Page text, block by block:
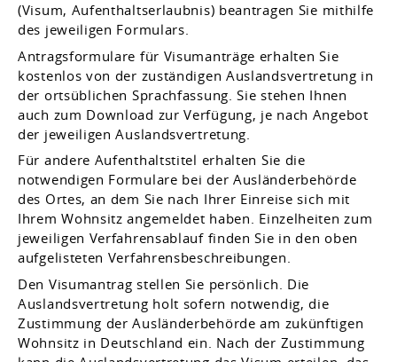
(Visum, Aufenthaltserlaubnis) beantragen Sie mithilfe
des jeweiligen Formulars.
Antragsformulare für Visumanträge erhalten Sie
kostenlos von der zuständigen Auslandsvertretung in
der ortsüblichen Sprachfassung. Sie stehen Ihnen
auch zum Download zur Verfügung, je nach Angebot
der jeweiligen Auslandsvertretung.
Für andere Aufenthaltstitel erhalten Sie die
notwendigen Formulare bei der Ausländerbehörde
des Ortes, an dem Sie nach Ihrer Einreise sich mit
Ihrem Wohnsitz angemeldet haben. Einzelheiten zum
jeweiligen Verfahrensablauf finden Sie in den oben
aufgelisteten Verfahrensbeschreibungen.
Den Visumantrag stellen Sie persönlich. Die
Auslandsvertretung holt sofern notwendig, die
Zustimmung der Ausländerbehörde am zukünftigen
Wohnsitz in Deutschland ein. Nach der Zustimmung